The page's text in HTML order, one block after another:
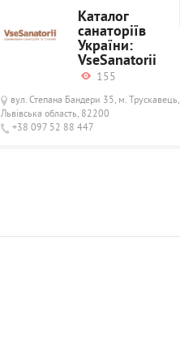
Каталог
санаторіїв
України:
VseSanatorii
155
вул. Степана Бандери 35, м. Трускавець,
Львівська область, 82200
+38 097 52 88 447